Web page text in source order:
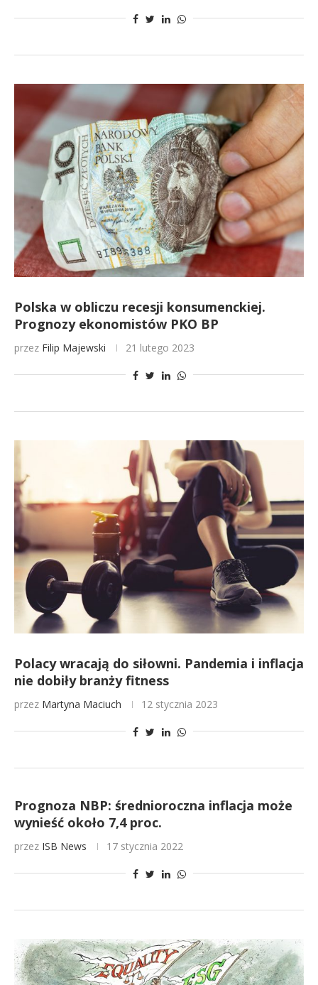
Polska w obliczu recesji konsumenckiej.
Prognozy ekonomistów PKO BP
przez Filip Majewski 21 lutego 2023
Polacy wracają do siłowni. Pandemia i inflacja
nie dobiły branży fitness
przez Martyna Maciuch 12 stycznia 2023
Prognoza NBP: średnioroczna inflacja może
wynieść około 7,4 proc.
przez ISB News 17 stycznia 2022